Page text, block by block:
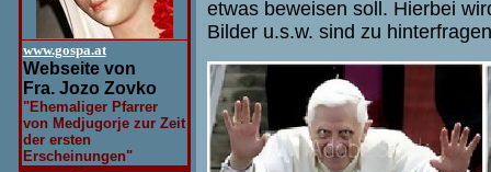
www.gospa.at
Webseite von
Fra. Jozo Zovko
"Ehemaliger Pfarrer
von Medjugorje zur Zeit
der ersten
Erscheinungen"
etwas beweisen soll. Hierbei
Bilder u.s.w. sind zu